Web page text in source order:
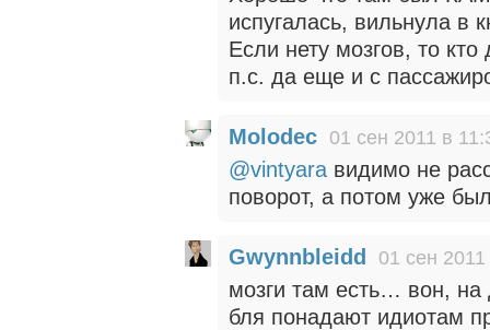
испугалась, вильнула в
Если нету мозгов, то кто
п.с. да еще и с
Molodec 01 сен 2011 в
@vintyara видимо не
поворот, а потом уже
Gwynnbleidd 01 сен
мозги там есть… вон,
бля понадают идиотам